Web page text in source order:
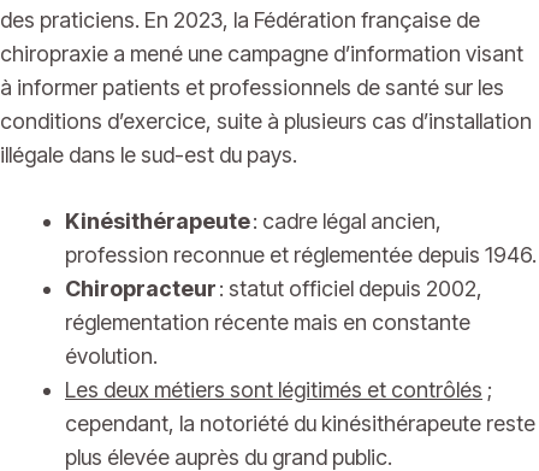
des praticiens. En 2023, la Fédération française de
chiropraxie a mené une campagne d’information visant
à informer patients et professionnels de santé sur les
conditions d’exercice, suite à plusieurs cas d’installation
illégale dans le sud-est du pays.
Kinésithérapeute: cadre légal ancien,
profession reconnue et réglementée depuis 1946.
Chiropracteur: statut officiel depuis 2002,
réglementation récente mais en constante
évolution.
Les deux métiers sont légitimés et contrôlés ;
cependant, la notoriété du kinésithérapeute reste
plus élevée auprès du grand public.